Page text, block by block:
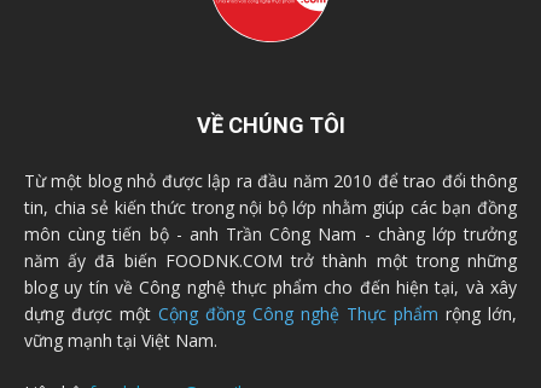
VỀ CHÚNG TÔI
Từ một blog nhỏ được lập ra đầu năm 2010 để trao đổi thông
tin, chia sẻ kiến thức trong nội bộ lớp nhằm giúp các bạn đồng
môn cùng tiến bộ - anh Trần Công Nam - chàng lớp trưởng
năm ấy đã biến FOODNK.COM trở thành một trong những
blog uy tín về Công nghệ thực phẩm cho đến hiện tại, và xây
dựng được một Cộng đồng Công nghệ Thực phẩm rộng lớn,
vững mạnh tại Việt Nam.